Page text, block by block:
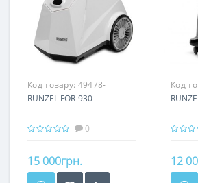
Код товару: 49478-
RUNZEL FOR-930
0
15 000грн.
Код
12